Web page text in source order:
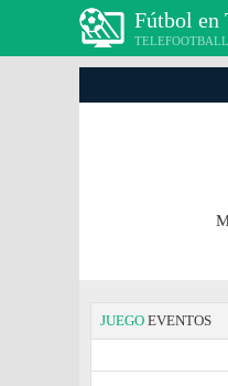
Fútbol en
JUEGO EVENTOS